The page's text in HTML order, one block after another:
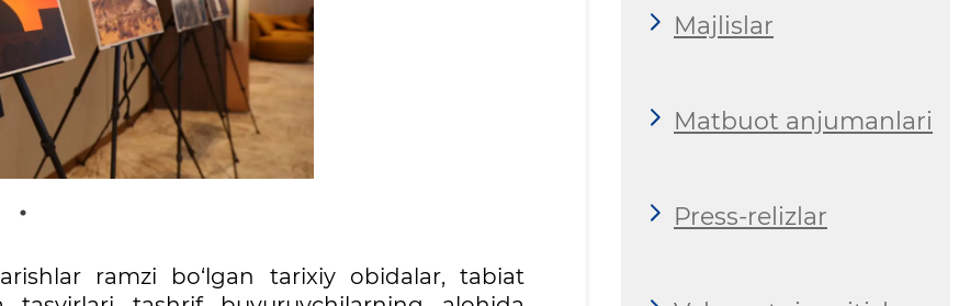
ramzi bo‘lgan tarixiy obidalar, tabiat
Majlislar
Matbuot anjumanlari
Press-relizlar